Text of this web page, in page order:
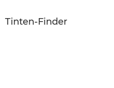
Tinten-Finder